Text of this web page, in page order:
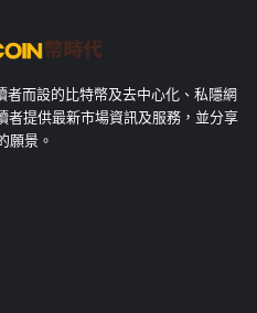
而設的比特幣及去中心化、私隱網
者提供最新市場資訊及服務，並分享
願景。